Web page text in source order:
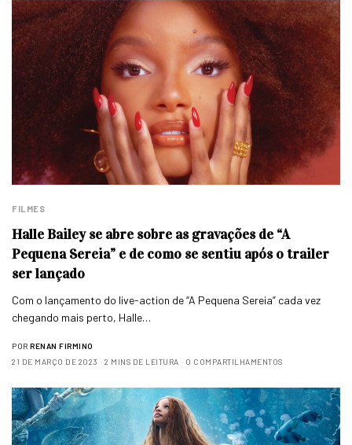
FILMES
Halle Bailey se abre sobre as gravações de “A
Pequena Sereia” e de como se sentiu após o trailer
ser lançado
Com o lançamento do live-action de “A Pequena Sereia” cada vez
chegando mais perto, Halle…
POR RENAN FIRMINO
21 DE MARÇO DE 2023
2 MINS DE LEITURA 0 COMPARTILHAMENTOS